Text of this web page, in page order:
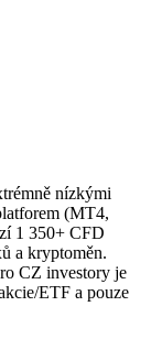
nízkými
(MT4,
1 350+ CFD
a kryptoměn.
CZ investory je
ETF a pouze